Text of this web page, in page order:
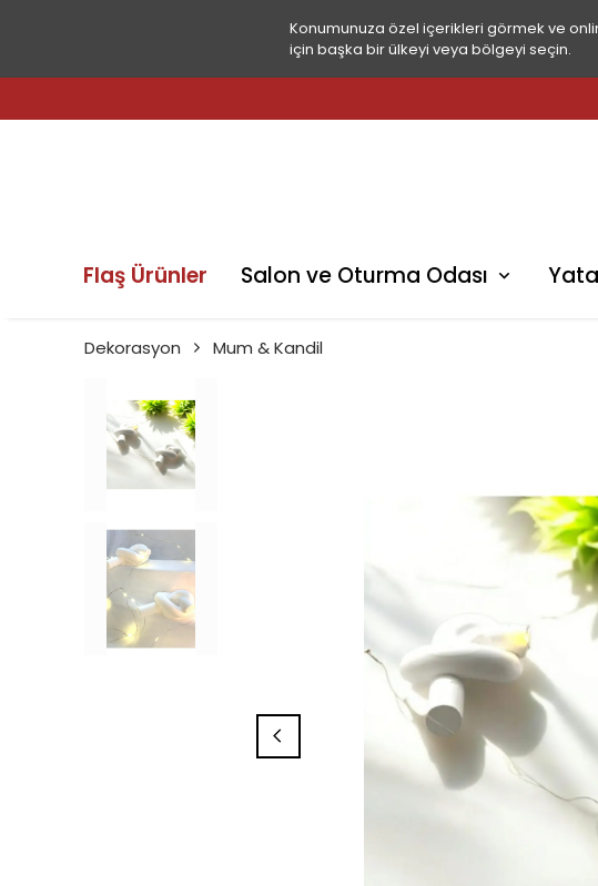
Konumunuza özel içerikleri görmek ve
için başka bir ülkeyi veya bölgeyi seçin.
Flaş Ürünler Salon ve Oturma Odası
Dekorasyon Mum & Kandil